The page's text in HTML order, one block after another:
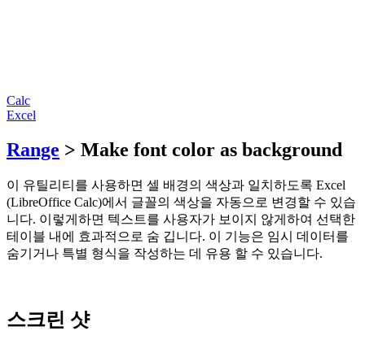
Calc
Excel
Range > Make font color as background
이 유틸리티를 사용하면 셀 배경의 색상과 일치하도록 Excel
(LibreOffice Calc)에서 글꼴의 색상을 자동으로 변경할 수 있습
니다. 이렇게하면 텍스트를 사용자가 보이지 않게하여 선택한
테이블 내에 효과적으로 숨 깁니다. 이 기능은 임시 데이터를
숨기거나 특별 형식을 작성하는 데 유용 할 수 있습니다.
스크린 샷